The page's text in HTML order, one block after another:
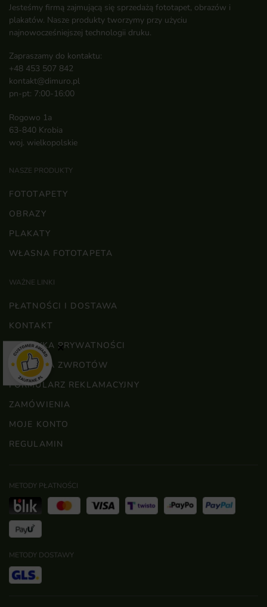
Jesteśmy firmą zajmującą się sprzedażą fototapet, obrazów i
plakatów. Nasze produkty tworzymy przy użyciu
najnowocześniejszej technologii druku.
Zapraszamy do kontaktu:
+48 453 507 842
kontakt@dimuro.pl
pn-pt: 7:00-16:00
Rogowo 1a
63-840 Krobia
woj. wielkopolskie
NASZE PRODUKTY
FOTOTAPETY
OBRAZY
PLAKATY
WŁASNA FOTOTAPETA
WAŻNE LINKI
PŁATNOŚCI I DOSTAWA
KONTAKT
POLITYKA PRYWATNOŚCI
POLITYKA ZWROTÓW
FORMULARZ REKLAMACYJNY
ZAMÓWIENIA
MOJE KONTO
REGULAMIN
METODY PŁATNOŚCI
METODY DOSTAWY
×